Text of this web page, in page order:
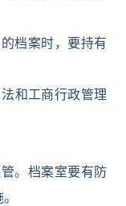
档案时，要持有
和工商行政管理
。档案室要有防